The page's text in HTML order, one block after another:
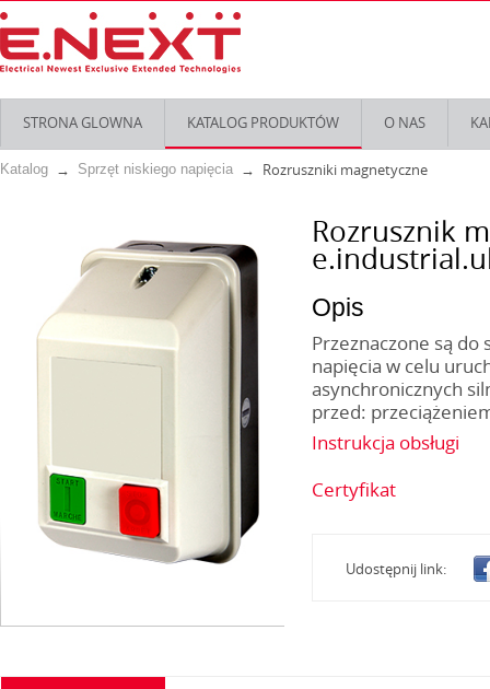
STRONA GLOWNA KATALOG PRODUKTÓW O NAS
Katalog Sprzęt niskiego napięcia Rozruszniki magnetyczne
Rozrusznik
Opis
Przeznaczone są
napięcia w celu
asynchronicznych
przed:
Instrukcja obsługi
Certyfikat
Udostępnij link: